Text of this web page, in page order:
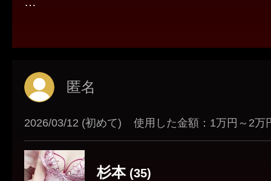
マッサージの方は細部まで丁寧に癒してくれ
すすめです。
あとはご自身で指名して確かめてみてくださ
私はリピート確定です。
匿名
2026/03/12 (初めて) 使用した金額：1万円～2万
杉本(35)